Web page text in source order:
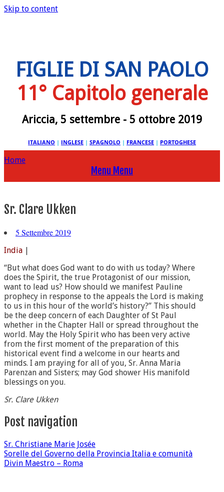
Skip to content
FIGLIE DI SAN PAOLO
11° Capitolo generale
Ariccia, 5 settembre - 5 ottobre 2019
ITALIANO | INGLESE | SPAGNOLO | FRANCESE | PORTOGHESE
Home
Menu Menu
Sr. Clare Ukken
5 Settembre 2019
India |
“But what does God want to do with us today? Where
does the Spirit, the true Protagonist of our mission,
want to lead us? How should we manifest Pauline
prophecy in response to the appeals the Lord is making
to us in this hour of the world’s history?” This should
be the deep concern of each Daughter of St Paul
whether in the Chapter Hall or spread throughout the
world. May the Holy Spirit who has been very active
from the first moment of the preparation of this
historical event find a welcome in our hearts and
minds. I am praying for all of you, Sr. Anna Maria
Parenzan and Sisters; may God shower His manifold
blessings on you.
Sr. Clare Ukken
Post navigation
Sr. Christiane Marie Josée
Sorelle del Governo della Provincia Italia e comunità
Divin Maestro – Roma